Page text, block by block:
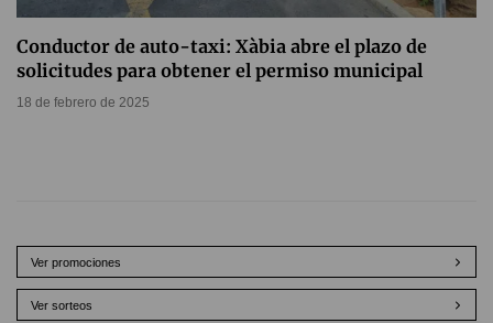
Conductor de auto-taxi: Xàbia abre el plazo de
solicitudes para obtener el permiso municipal
18 de febrero de 2025
Ver promociones
Ver sorteos